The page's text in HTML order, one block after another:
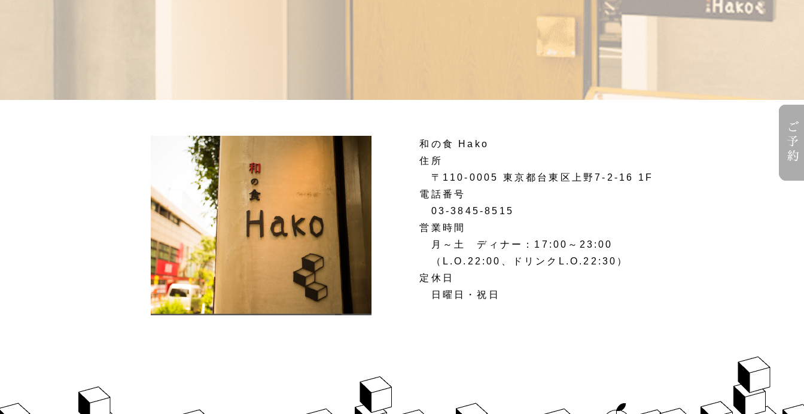
和の食 Hako
住所
〒110-0005 東京都台東区上野7-2-16 1F
電話番号
03-3845-8515
営業時間
月～土 ディナー：17:00～23:00
（L.O.22:00、ドリンクL.O.22:30）
定休日
日曜日・祝日